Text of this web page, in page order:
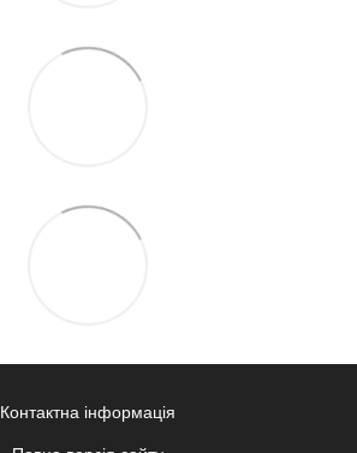
Контактна інформація